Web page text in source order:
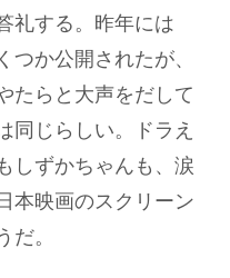
礼する。昨年には
つか公開されたが、
たらと大声をだして
同じらしい。ドラえ
しずかちゃんも、涙
本映画のスクリーン
だ。